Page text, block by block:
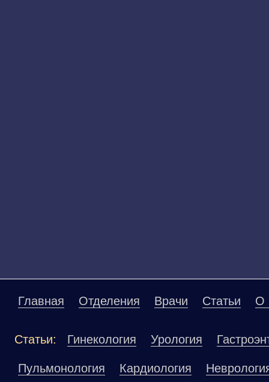
Главная Отделения Врачи Статьи О
Статьи: Гинекология Урология
Пульмонология Кардиология